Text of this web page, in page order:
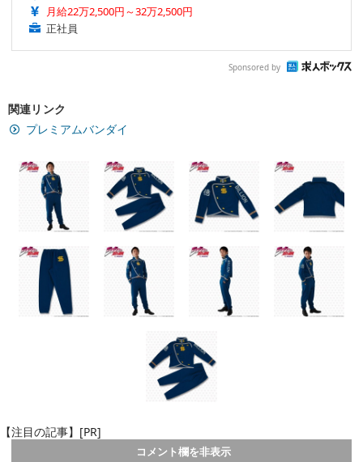
月給22万2,500円～32万2,500円
正社員
Sponsored by
関連リンク
プレミアムバンダイ
【注目の記事】[PR]
コメント欄を非表示